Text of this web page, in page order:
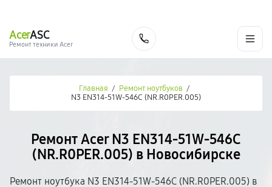
AcerASC
Ремонт техники Acer
Главная / Ремонт ноутбуков /
N3 EN314-51W-546C (NR.R0PER.005)
Ремонт Acer N3 EN314-51W-546C
(NR.R0PER.005) в Новосибирске
Ремонт ноутбука N3 EN314-51W-546C (NR.R0PER.005) в